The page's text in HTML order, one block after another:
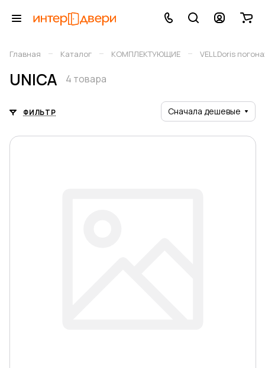
Главная – Каталог – КОМПЛЕКТУЮЩИЕ – VELLDoris
UNICA 4 товара
ФИЛЬТР Сначала дешевые